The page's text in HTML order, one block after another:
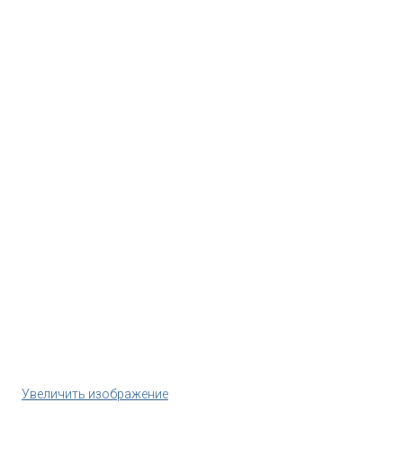
Увеличить изображение